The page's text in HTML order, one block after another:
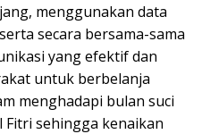
menggunakan data
secara bersama-sama
yang efektif dan
untuk berbelanja
menghadapi bulan suci
Fitri sehingga kenaikan